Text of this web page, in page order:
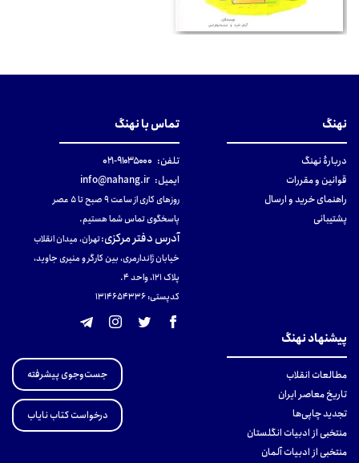
نهنگ
دربارهٔ نهنگ
قوانین و مقررات
راهنمای خرید و ارسال
پشتیبانی
تماس با نهنگ
تلفن: ۹۱۰۳۵۰۰۰-۰۲۱
ایمیل: info@nahang.ir
روزهای کاری از ساعت ۹ صبح تا ۵ عصر
پاسخگوی تماس شما هستیم.
آدرس دفتر مرکزی:تهران، میدان انقلاب
خیابان ژاندارمری، بین کارگر و منیری جاوید،
پلاک 121، واحد ۴.
کدپستی: 131465433۶
پیشنهاد نهنگ
مطالعات انقلاب
تاریخ معاصر ایران
تجدید چاپی‌ها
منتخبی از ادبیات انگلستان
منتخبی از ادبیات آلمان
جست‌وجوی پیشرفته
درخواست کتاب نایاب